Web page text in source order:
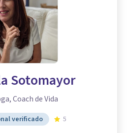
Sotomayor
Coach de Vida
verificado 5